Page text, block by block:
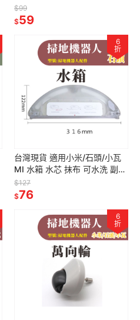
副廠 配件 耗材 MJSTG1
$99
$59
6
折
台灣現貨 適用小米/石頭/小瓦
MI 水箱 水芯 抹布 可水洗 副廠
配件 耗材 掃地機器人 可拆式
可拆
$127
$76
6
折